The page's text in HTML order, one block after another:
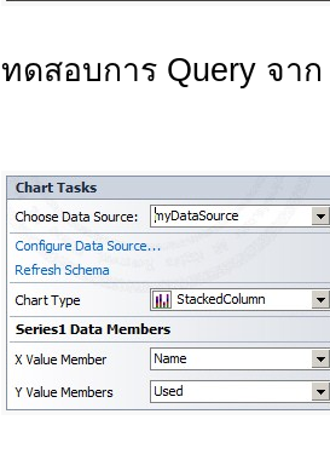
ทดสอบการ Query จาก